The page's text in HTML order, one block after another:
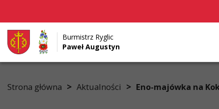
Przejdź do menu
Przejdź do głównej treści strony
Przejdź do stopki strony
Burmistrz Ryglic
Paweł Augustyn
Strona główna > Aktualności > Eno-majówka na